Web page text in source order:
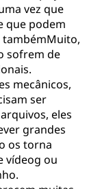
vez que
que podem
sofrem de
mecânicos,
ser
eles
grandes
os torna
vídeog ou